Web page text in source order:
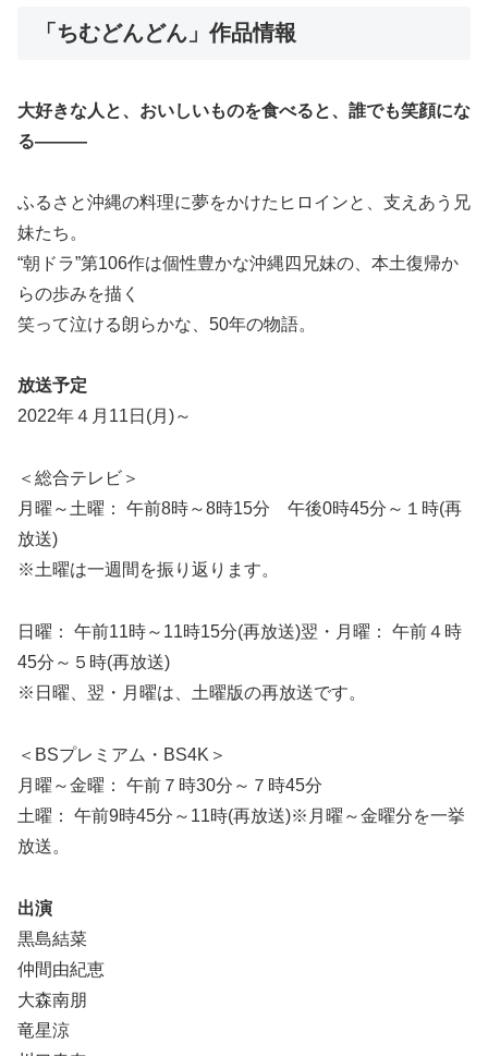
「ちむどんどん」作品情報
大好きな人と、おいしいものを食べると、誰でも笑顔にな
る―――
ふるさと沖縄の料理に夢をかけたヒロインと、支えあう兄
妹たち。
“朝ドラ”第106作は個性豊かな沖縄四兄妹の、本土復帰か
らの歩みを描く
笑って泣ける朗らかな、50年の物語。
放送予定
2022年４月11日(月)～
＜総合テレビ＞
月曜～土曜： 午前8時～8時15分 午後0時45分～１時(再
放送)
※土曜は一週間を振り返ります。
日曜： 午前11時～11時15分(再放送)翌・月曜： 午前４時
45分～５時(再放送)
※日曜、翌・月曜は、土曜版の再放送です。
＜BSプレミアム・BS4K＞
月曜～金曜： 午前７時30分～７時45分
土曜： 午前9時45分～11時(再放送)※月曜～金曜分を一挙
放送。
出演
黒島結菜
仲間由紀恵
大森南朋
竜星涼